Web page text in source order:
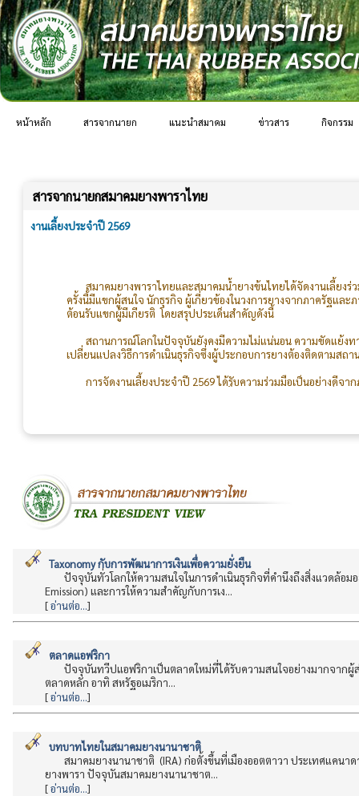
หน้าหลัก สารจากนายก แนะนำสมาคม ข่าวสาร กิจกรรม
สารจากนายกสมาคมยางพาราไทย
งานเลี้ยงประจำปี 2569
สมาคมยางพาราไทยและสมาคมน้ำยางข้นไทยได้จัดงานเลี้ยง
ครั้งนี้มีแขกผู้สนใจ นักธุรกิจ ผู้เกี่ยวข้องในวงการยางจากภาครัฐแ
ต้อนรับแขกผู้มีเกียรติ โดยสรุปประเด็นสำคัญดังนี้
สถานการณ์โลกในปัจจุบันยังคงมีความไม่แน่นอน ความขัดแย้ง
เปลี่ยนแปลงวิธีการดำเนินธุรกิจซึ่งผู้ประกอบการยางต้องติดตาม
การจัดงานเลี้ยงประจำปี 2569 ได้รับความร่วมมือเป็นอย่างดีจ
กรรมการ สมาชิก คณะทำงานจัดงานเลี้ยง และทีมงานเจ้าหน้าที่ส
Taxonomy กับการพัฒนาการเงินเพื่อความยั่งยืน
ปัจจุบันทั่วโลกให้ความสนใจในการดำเนินธุรกิจที่คำนึงถึงสิ่งแวดล้อ
Emission) และการให้ความสำคัญกับการเง...
[อ่านต่อ...]
ตลาดแอฟริกา
ปัจจุบันทวีปแอฟริกาเป็นตลาดใหม่ที่ได้รับความสนใจอย่างมากจากผู้
ตลาดหลัก อาทิ สหรัฐอเมริกา...
[อ่านต่อ...]
บทบาทไทยในสมาคมยางนานาชาติ
สมาคมยางนานาชาติ (IRA) ก่อตั้งขึ้นที่เมืองออตตาวา ประเทศแคน
ยางพารา ปัจจุบันสมาคมยางนานาชาต...
[อ่านต่อ...]